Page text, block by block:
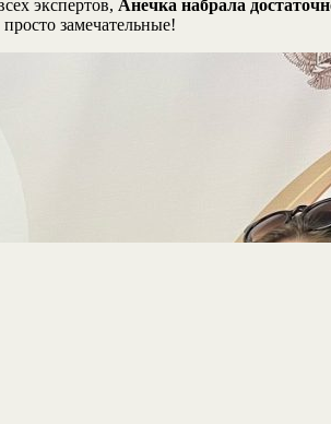
экспертов, Анечка набрала
замечательные!